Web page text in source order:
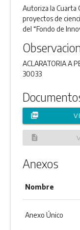
Autoriza la Cuarta
proyectos de
del “Fondo de
ACLARATORIA A
30033
picture_as_pdf
description
Anexos
Nombre
Anexo Único